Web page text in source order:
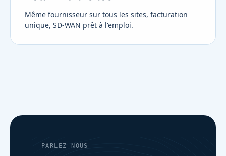
Même fournisseur sur tous les sites, facturation
unique, SD-WAN prêt à l'emploi.
PARLEZ-NOUS